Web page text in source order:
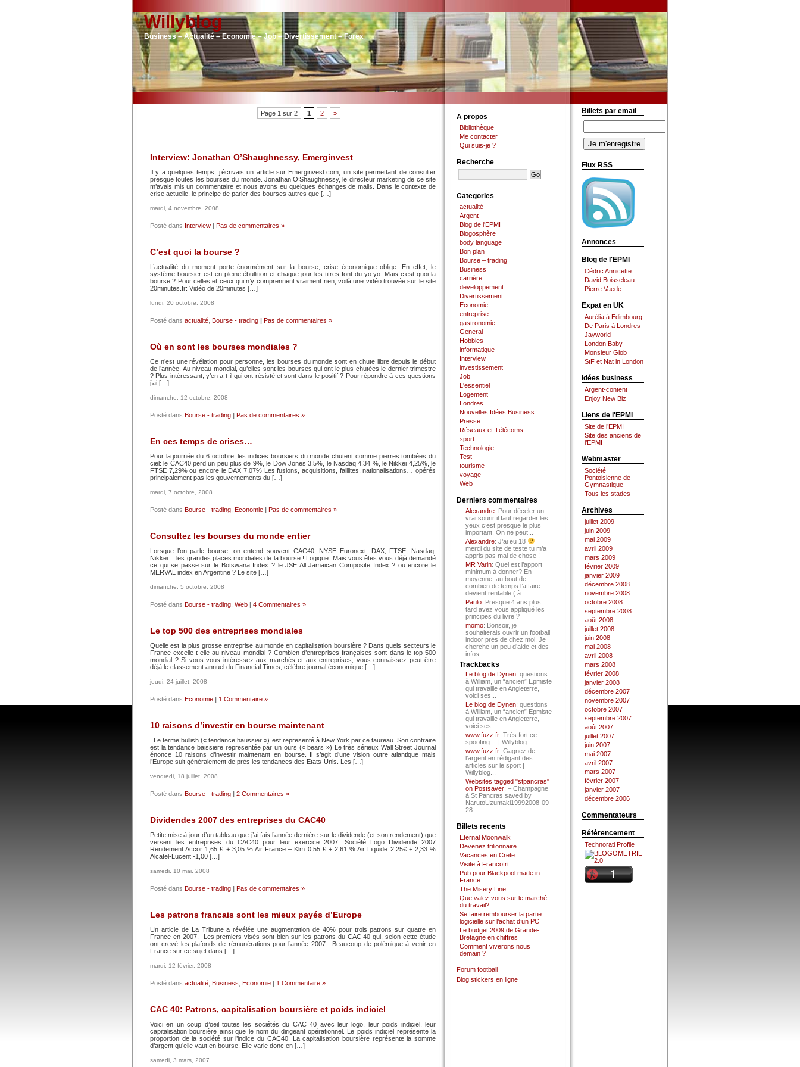
Willyblog
Business – Actualité – Economie – Job – Divertissement – Forex
Page 1 sur 2 1 2 »
Interview: Jonathan O’Shaughnessy, Emerginvest
Il y a quelques temps, j’écrivais un article sur Emerginvest.com, un site permettant de consulter
presque toutes les bourses du monde. Jonathan O’Shaughnessy, le directeur marketing de ce site
m’avais mis un commentaire et nous avons eu quelques échanges de mails. Dans le contexte de
crise actuelle, le principe de parler des bourses autres que […]
mardi, 4 novembre, 2008
Posté dans Interview | Pas de commentaires »
C’est quoi la bourse ?
L’actualité du moment porte énormément sur la bourse, crise économique oblige. En effet, le
système boursier est en pleine ébullition et chaque jour les titres font du yo yo. Mais c’est quoi la
bourse ? Pour celles et ceux qui n’y comprennent vraiment rien, voilà une vidéo trouvée sur le site
20minutes.fr: Vidéo de 20minutes […]
lundi, 20 octobre, 2008
Posté dans actualité Bourse - trading | Pas de commentaires »
Où en sont les bourses mondiales ?
Ce n’est une révélation pour personne, les bourses du monde sont en chute libre depuis le début
de l’année. Au niveau mondial, qu’elles sont les bourses qui ont le plus chutées le dernier trimestre
? Plus intéressant, y’en a t-il qui ont résisté et sont dans le positif ? Pour répondre à ces questions
j’ai […]
dimanche, 12 octobre, 2008
Posté dans Bourse - trading | Pas de commentaires »
En ces temps de crises…
Pour la journée du 6 octobre, les indices boursiers du monde chutent comme pierres tombées du
ciel: le CAC40 perd un peu plus de 9%, le Dow Jones 3,5%, le Nasdaq 4,34 %, le Nikkei 4,25%, le
FTSE 7,29% ou encore le DAX 7,07% Les fusions, acquisitions, faillites, nationalisations… opérés
principalement pas les gouvernements du […]
mardi, 7 octobre, 2008
Posté dans Bourse - trading Economie | Pas de commentaires »
Consultez les bourses du monde entier
Lorsque l’on parle bourse, on entend souvent CAC40, NYSE Euronext, DAX, FTSE, Nasdaq,
Nikkei… les grandes places mondiales de la bourse ! Logique. Mais vous êtes vous déjà demandé
ce qui se passe sur le Botswana Index ? le JSE All Jamaican Composite Index ? ou encore le
MERVAL index en Argentine ? Le site […]
dimanche, 5 octobre, 2008
Posté dans Bourse - trading Web | 4 Commentaires »
Le top 500 des entreprises mondiales
Quelle est la plus grosse entreprise au monde en capitalisation boursière ? Dans quels secteurs le
France excelle-t-elle au niveau mondial ? Combien d’entreprises françaises sont dans le top 500
mondial ? Si vous vous intéressez aux marchés et aux entreprises, vous connaissez peut être
déjà le classement annuel du Financial Times, célèbre journal économique […]
jeudi, 24 juillet, 2008
Posté dans Economie | 1 Commentaire »
10 raisons d’investir en bourse maintenant
Le terme bullish (« tendance haussier ») est representé à New York par ce taureau. Son contraire
est la tendance baissiere representée par un ours (« bears ») Le très sérieux Wall Street Journal
énonce 10 raisons d’investir maintenant en bourse. Il s’agit d’une vision outre atlantique mais
l’Europe suit généralement de près les tendances des Etats-Unis. Les […]
vendredi, 18 juillet, 2008
Posté dans Bourse - trading | 2 Commentaires »
Dividendes 2007 des entreprises du CAC40
Petite mise à jour d’un tableau que j’ai fais l’année dernière sur le dividende (et son rendement) que
versent les entreprises du CAC40 pour leur exercice 2007. Société Logo Dividende 2007
Rendement Accor 1,65 € + 3,05 % Air France – Klm 0,55 € + 2,61 % Air Liquide 2,25€ + 2,33 %
Alcatel-Lucent -1,00 […]
samedi, 10 mai, 2008
Posté dans Bourse - trading | Pas de commentaires »
Les patrons francais sont les mieux payés d’Europe
Un article de La Tribune a révélée une augmentation de 40% pour trois patrons sur quatre en
France en 2007. Les premiers visés sont bien sur les patrons du CAC 40 qui, selon cette étude
ont crevé les plafonds de rémunérations pour l’année 2007. Beaucoup de polémique à venir en
France sur ce sujet dans […]
mardi, 12 février, 2008
Posté dans actualité Business Economie | 1 Commentaire »
CAC 40: Patrons, capitalisation boursière et poids indiciel
Voici en un coup d’oeil toutes les sociétés du CAC 40 avec leur logo, leur poids indiciel, leur
capitalisation boursière ainsi que le nom du dirigeant opérationnel. Le poids indiciel représente la
proportion de la société sur l’indice du CAC40. La capitalisation boursière représente la somme
d’argent qu’elle vaut en bourse. Elle varie donc en […]
samedi, 3 mars, 2007
A propos
Bibliothèque
Me contacter
Qui suis-je ?
Recherche
Categories
actualité
Argent
Blog de l'EPMI
Blogosphère
body language
Bon plan
Bourse – trading
Business
carrière
developpement
Divertissement
Economie
entreprise
gastronomie
General
Hobbies
informatique
Interview
investissement
Job
L'essentiel
Logement
Londres
Nouvelles Idées Business
Presse
Réseaux et Télécoms
sport
Technologie
Test
tourisme
voyage
Web
Derniers commentaires
Alexandre: Pour déceler un
vrai sourir il faut regarder les
yeux c’est presque le plus
important. On ne peut...
Alexandre: J’ai eu 18
merci du site de teste tu m’a
appris pas mal de chose !
MR Varin: Quel est l’apport
minimum à donner? En
moyenne, au bout de
combien de temps l’affaire
devient rentable ( à...
Paulo: Presque 4 ans plus
tard avez vous appliqué les
principes du livre ?
momo: Bonsoir, je
souhaiterais ouvrir un football
indoor près de chez moi. Je
cherche un peu d’aide et des
infos...
Trackbacks
Le blog de Dynen: questions
à William, un “ancien” Epmiste
qui travaille en Angleterre,
voici ses...
Le blog de Dynen: questions
à William, un “ancien” Epmiste
qui travaille en Angleterre,
voici ses...
www.fuzz.fr: Très fort ce
spoofing… | Willyblog...
www.fuzz.fr: Gagnez de
l’argent en rédigant des
articles sur le sport |
Willyblog...
Websites tagged "stpancras"
on Postsaver: – Champagne
à St Pancras saved by
NarutoUzumaki19992008-09-
28 –...
Billets recents
Eternal Moonwalk
Devenez trilionnaire
Vacances en Crete
Visite à Francofrt
Pub pour Blackpool made in
France
The Misery Line
Que valez vous sur le marché
du travail?
Se faire rembourser la partie
logicielle sur l’achat d’un PC
Le budget 2009 de Grande-
Bretagne en chiffres
Comment viverons nous
demain ?
Forum football
Blog stickers en ligne
Billets par email
Flux RSS
Annonces
Blog de l'EPMI
Cédric Annicette
David Boisseleau
Pierre Vaede
Expat en UK
Aurélia à Edimbourg
De Paris à Londres
Jayworld
London Baby
Monsieur Glob
StF et Nat in London
Idées business
Argent-content
Enjoy New Biz
Liens de l'EPMI
Site de l’EPMI
Site des anciens de
l’EPMI
Webmaster
Société
Pontoisienne de
Gymnastique
Tous les stades
Archives
juillet 2009
juin 2009
mai 2009
avril 2009
mars 2009
février 2009
janvier 2009
décembre 2008
novembre 2008
octobre 2008
septembre 2008
août 2008
juillet 2008
juin 2008
mai 2008
avril 2008
mars 2008
février 2008
janvier 2008
décembre 2007
novembre 2007
octobre 2007
septembre 2007
août 2007
juillet 2007
juin 2007
mai 2007
avril 2007
mars 2007
février 2007
janvier 2007
décembre 2006
Commentateurs
Référencement
Technorati Profile